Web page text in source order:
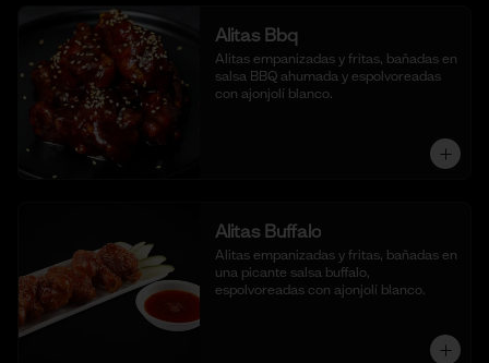
Alitas Bbq
Alitas empanizadas y fritas, bañadas en
salsa BBQ ahumada y espolvoreadas
con ajonjolí blanco.
Alitas Buffalo
Alitas empanizadas y fritas, bañadas en
una picante salsa buffalo,
espolvoreadas con ajonjolí blanco.